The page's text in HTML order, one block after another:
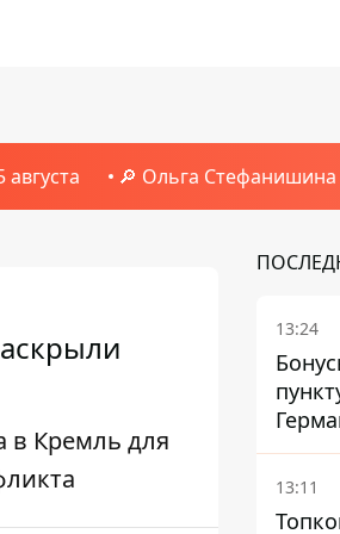
🔎 Ольга Стефанишина
в Кремль для
13:24
13:11